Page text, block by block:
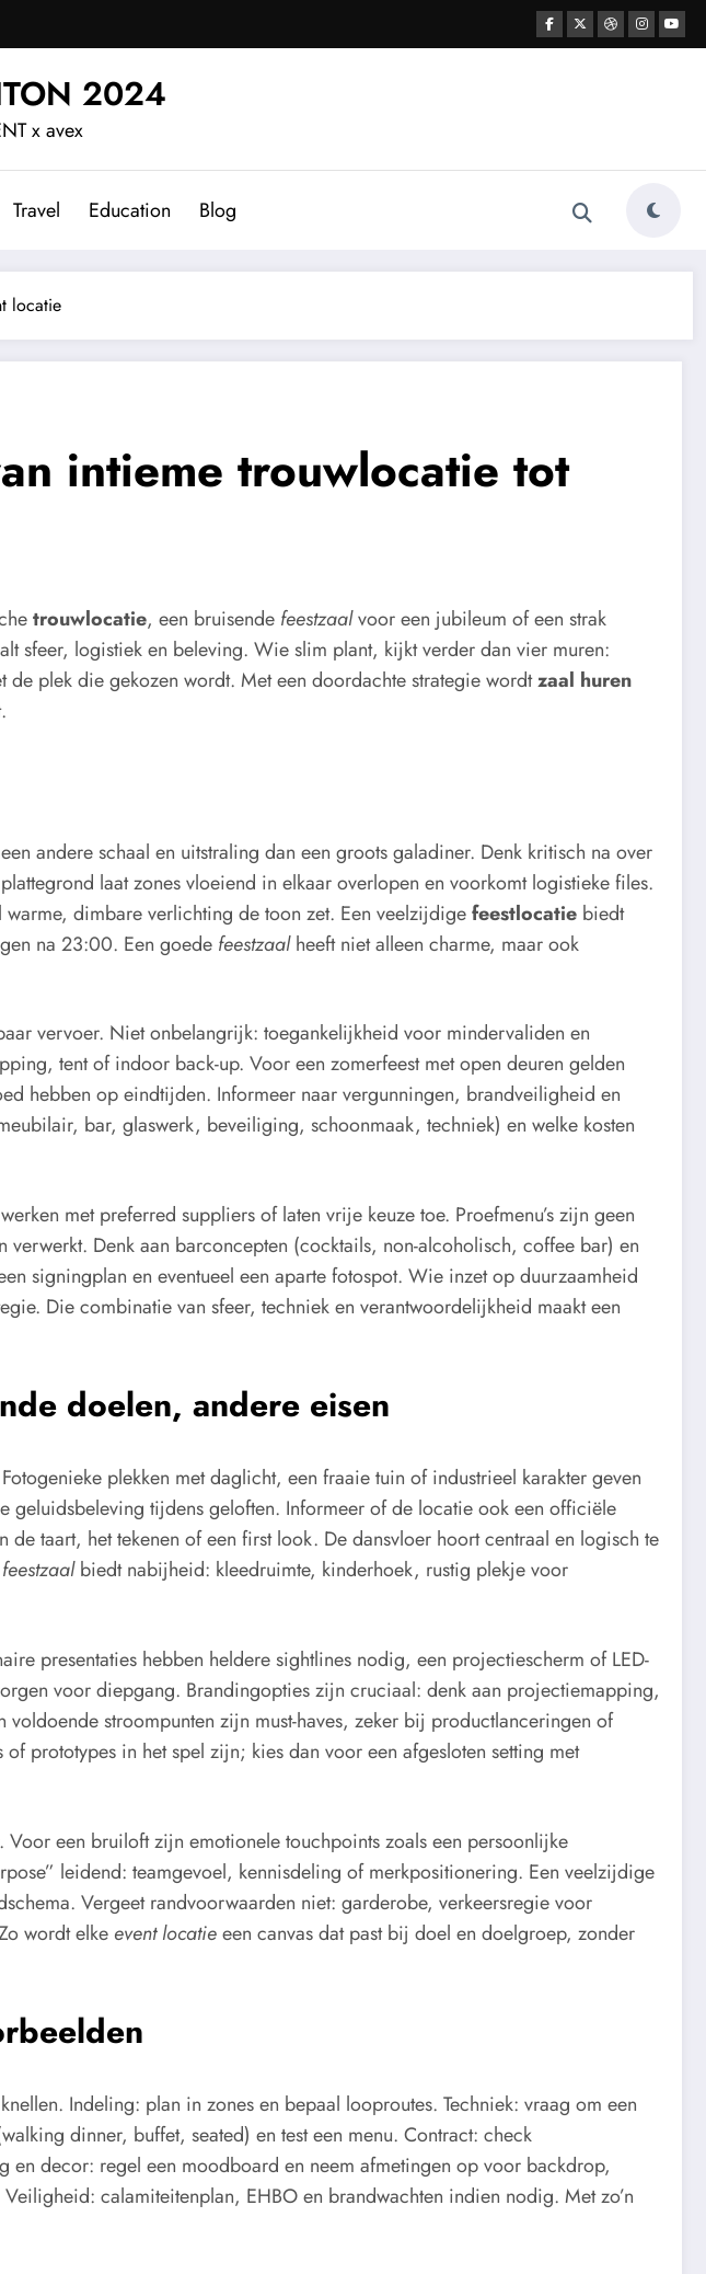
2024
x avex
Travel Education Blog
locatie
intieme trouwlocatie tot
trouwlocatie, een bruisende feestzaalvoor een jubileum of een strak
sfeer, logistiek en beleving. Wie slim plant, kijkt verder dan vier muren:
plek die gekozen wordt. Met een doordachte strategie wordtzaal huren
andere schaal en uitstraling dan een groots galadiner. Denk kritisch na over
laat zones vloeiend in elkaar overlopen en voorkomt logistieke files.
dimbare verlichting de toon zet. Een veelzijdigefeestlocatie biedt
na 23:00. Een goede feestzaalheeft niet alleen charme, maar ook
vervoer. Niet onbelangrijk: toegankelijkheid voor mindervaliden en
tent of indoor back-up. Voor een zomerfeest met open deuren gelden
hebben op eindtijden. Informeer naar vergunningen, brandveiligheid en
bar, glaswerk, beveiliging, schoonmaak, techniek) en welke kosten
met preferred suppliers of laten vrije keuze toe. Proefmenu’s zijn geen
Denk aan barconcepten (cocktails, non-alcoholisch, coffee bar) en
signingplan en eventueel een aparte fotospot. Wie inzet op duurzaamheid
Die combinatie van sfeer, techniek en verantwoordelijkheid maakt een
doelen, andere eisen
plekken met daglicht, een fraaie tuin of industrieel karakter geven
geluidsbeleving tijdens geloften. Informeer of de locatie ook een officiële
taart, het tekenen of een first look. De dansvloer hoort centraal en logisch te
feestzaalbiedt nabijheid: kleedruimte, kinderhoek, rustig plekje voor
presentaties hebben heldere sightlines nodig, een projectiescherm of LED-
voor diepgang. Brandingopties zijn cruciaal: denk aan projectiemapping,
stroompunten zijn must-haves, zeker bij productlanceringen of
prototypes in het spel zijn; kies dan voor een afgesloten setting met
een bruiloft zijn emotionele touchpoints zoals een persoonlijke
leidend: teamgevoel, kennisdeling of merkpositionering. Een veelzijdige
Vergeet randvoorwaarden niet: garderobe, verkeersregie voor
wordt elke event locatieeen canvas dat past bij doel en doelgroep, zonder
Indeling: plan in zones en bepaal looproutes. Techniek: vraag om een
dinner, buffet, seated) en test een menu. Contract: check
decor: regel een moodboard en neem afmetingen op voor backdrop,
calamiteitenplan, EHBO en brandwachten indien nodig. Met zo’n